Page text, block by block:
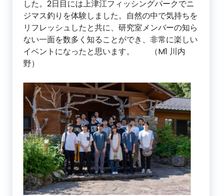
した。2日目には上津江フィッシングパークでニ
ジマス釣りを体験しました。自然の中で気持ちを
リフレッシュしたと共に、研究室メンバーの知ら
ない一面を数多く知ることができ、非常に楽しい
イベントになったと思います。 （M1 川内
野）